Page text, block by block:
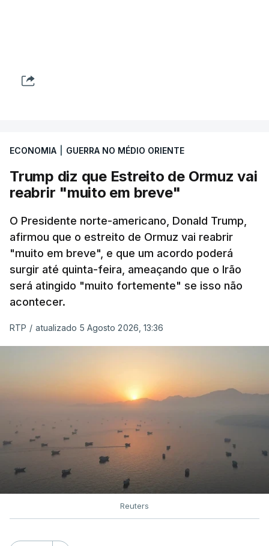
ECONOMIA GUERRA NO MÉDIO ORIENTE
Trump diz que Estreito de Ormuz vai
reabrir "muito em breve"
O Presidente norte-americano, Donald Trump,
afirmou que o estreito de Ormuz vai reabrir
"muito em breve", e que um acordo poderá
surgir até quinta-feira, ameaçando que o Irão
será atingido "muito fortemente" se isso não
acontecer.
RTP / atualizado 5 Agosto 2026, 13:36
Reuters